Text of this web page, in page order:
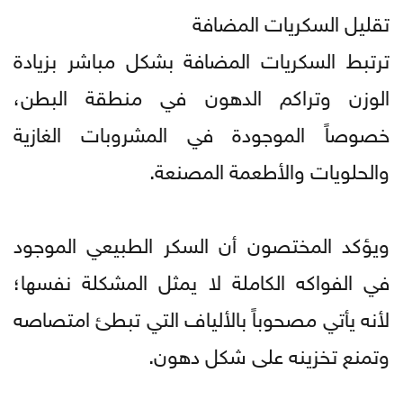
تقليل السكريات المضافة
ترتبط السكريات المضافة بشكل مباشر بزيادة
الوزن وتراكم الدهون في منطقة البطن،
خصوصاً الموجودة في المشروبات الغازية
والحلويات والأطعمة المصنعة.
ويؤكد المختصون أن السكر الطبيعي الموجود
في الفواكه الكاملة لا يمثل المشكلة نفسها؛
لأنه يأتي مصحوباً بالألياف التي تبطئ امتصاصه
وتمنع تخزينه على شكل دهون.